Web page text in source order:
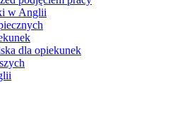
w Anglii
dla opiekunek